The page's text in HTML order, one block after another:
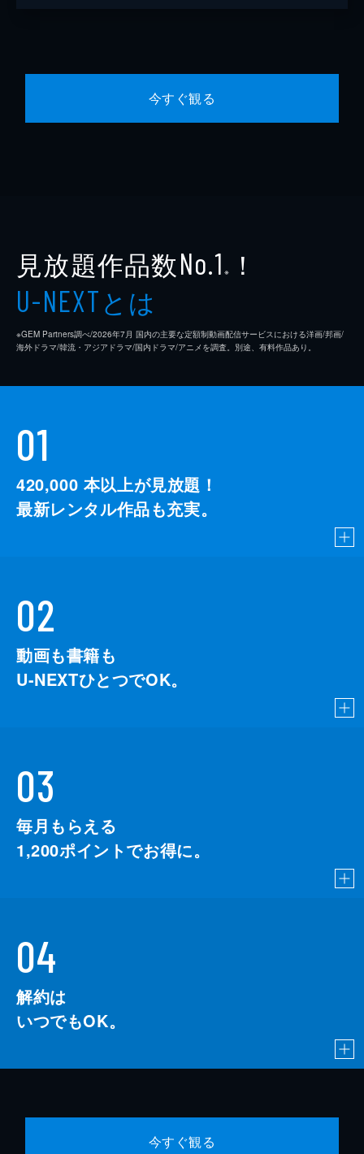
今すぐ観る
見放題作品数No.1 ※ ！
U-NEXTとは
※GEM Partners調べ/2026年7⽉ 国内の主要な定額制動画配信サービスにおける洋画/邦画/
海外ドラマ/韓流・アジアドラマ/国内ドラマ/アニメを調査。別途、有料作品あり。
01
420,000 本以上が見放題！
最新レンタル作品も充実。
02
動画も書籍も
U-NEXTひとつでOK。
03
毎月もらえる
1,200ポイントでお得に。
04
解約は
いつでもOK。
今すぐ観る